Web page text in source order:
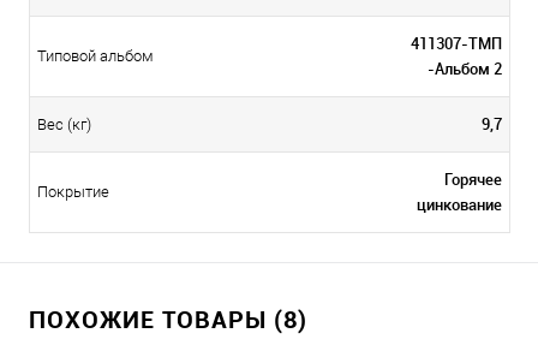
Типовой альбом
411307-ТМП
-Альбом 2
Вес (кг) 9,7
Покрытие
Горячее
цинкование
ПОХОЖИЕ ТОВАРЫ (8)